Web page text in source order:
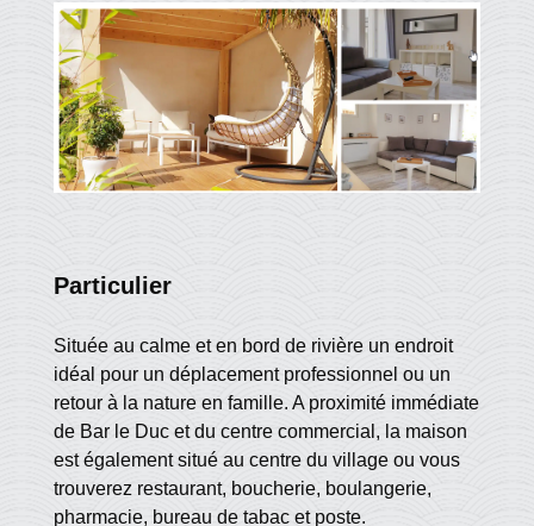
Particulier
Située au calme et en bord de rivière un endroit
idéal pour un déplacement professionnel ou un
retour à la nature en famille. A proximité immédiate
de Bar le Duc et du centre commercial, la maison
est également situé au centre du village ou vous
trouverez restaurant, boucherie, boulangerie,
pharmacie, bureau de tabac et poste.